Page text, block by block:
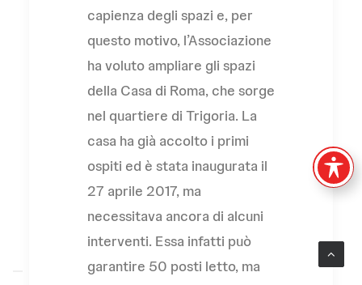
capienza degli spazi e, per
questo motivo, l’Associazione
ha voluto ampliare gli spazi
della Casa di Roma, che sorge
nel quartiere di Trigoria. La
casa ha già accolto i primi
ospiti ed è stata inaugurata il
27 aprile 2017, ma
necessitava ancora di alcuni
interventi. Essa infatti può
garantire 50 posti letto, ma